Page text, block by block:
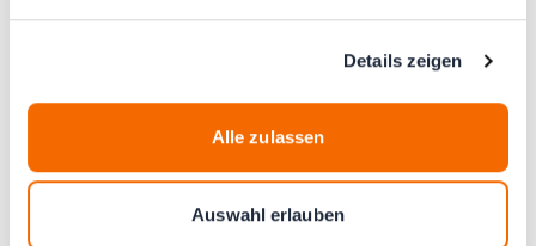
Details zeigen
Alle zulassen
Auswahl erlauben
Rabatt. Schon Mitglied? Dannlogge dich hier ein
klickehierfür weitere Informationen.